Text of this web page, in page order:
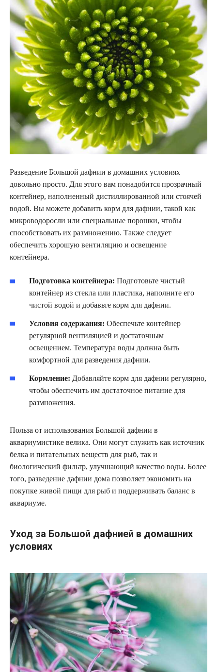
Разведение Большой дафнии в домашних условиях
довольно просто. Для этого вам понадобится прозрачный
контейнер, наполненный дистиллированной или стоячей
водой. Вы можете добавить корм для дафнии, такой как
микроводоросли или специальные порошки, чтобы
способствовать их размножению. Также следует
обеспечить хорошую вентиляцию и освещение
контейнера.
Подготовка контейнера: Подготовьте чистый
контейнер из стекла или пластика, наполните его
чистой водой и добавьте корм для дафнии.
Условия содержания: Обеспечьте контейнер
регулярной вентиляцией и достаточным
освещением. Температура воды должна быть
комфортной для разведения дафнии.
Кормление: Добавляйте корм для дафнии регулярно,
чтобы обеспечить им достаточное питание для
размножения.
Польза от использования Большой дафнии в
аквариумистике велика. Они могут служить как источник
белка и питательных веществ для рыб, так и
биологический фильтр, улучшающий качество воды. Более
того, разведение дафнии дома позволяет экономить на
покупке живой пищи для рыб и поддерживать баланс в
аквариуме.
Уход за Большой дафнией в домашних
условиях